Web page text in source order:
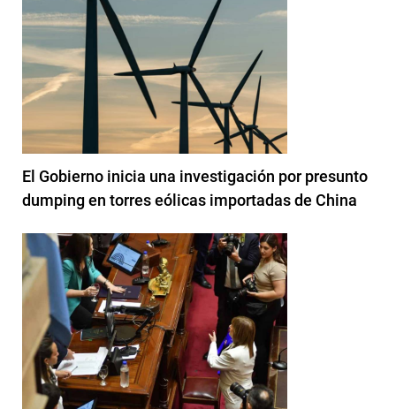
El Gobierno inicia una investigación por presunto
dumping en torres eólicas importadas de China